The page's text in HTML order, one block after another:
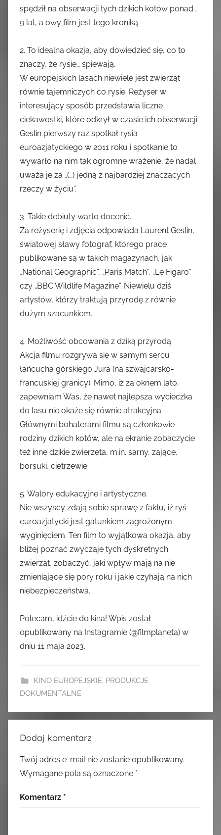
spędził na obserwacji tych dzikich kotów ponad…
9 lat, a owy film jest tego kroniką.
2. To idealna okazja, aby dowiedzieć się, co to
znaczy, że rysie… śpiewają.
W europejskich lasach niewiele jest zwierząt
równie tajemniczych co rysie. Reżyser w
interesujący sposób przedstawia liczne
ciekawostki, które odkrył w czasie ich obserwacji.
Geslin pierwszy raz spotkał rysia
euroazjatyckiego w 2011 roku i spotkanie to
wywarło na nim tak ogromne wrażenie, że nadal
uważa je za „(…) jedną z najbardziej znaczących
rzeczy w życiu”.
3. Takie debiuty warto docenić.
Za reżyserię i zdjęcia odpowiada Laurent Geslin,
światowej sławy fotograf, którego prace
publikowane są w takich magazynach, jak
„National Geographic”, „Paris Match”, „Le Figaro”
czy „BBC Wildlife Magazine”. Niewielu dziś
artystów, którzy traktują przyrodę z równie
dużym szacunkiem.
4. Możliwość obcowania z dziką przyrodą.
Akcja filmu rozgrywa się w samym sercu
łańcucha górskiego Jura (na szwajcarsko-
francuskiej granicy). Mimo, iż za oknem lato,
zapewniam Was, że nawet najlepsza wycieczka
do lasu nie okaże się równie atrakcyjna.
Głównymi bohaterami filmu są członkowie
rodziny dzikich kotów, ale na ekranie zobaczycie
też inne dzikie zwierzęta, m.in. sarny, zające,
borsuki, cietrzewie.
5. Walory edukacyjne i artystyczne.
Nie wszyscy zdają sobie sprawę z faktu, iż ryś
euroazjatycki jest gatunkiem zagrożonym
wyginięciem. Ten film to wyjątkowa okazja, aby
bliżej poznać zwyczaje tych dyskretnych
zwierząt, zobaczyć, jaki wpływ mają na nie
zmieniające się pory roku i jakie czyhają na nich
niebezpieczeństwa.
Polecam, idźcie do kina! Wpis został
opublikowany na Instagramie (@filmplaneta) w
dniu 11 maja 2023.
KINO EUROPEJSKIE, PRODUKCJE
DOKUMENTALNE
Dodaj komentarz
Twój adres e-mail nie zostanie opublikowany.
Wymagane pola są oznaczone *
Komentarz *